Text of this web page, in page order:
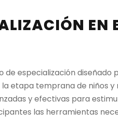
EN
de especialización diseñado
etapa temprana de niños y
y efectivas para
las herramientas